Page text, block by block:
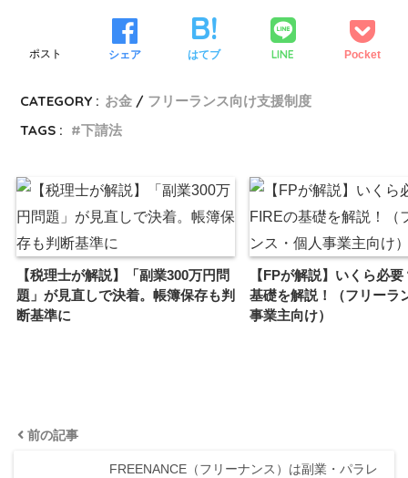
ツイート シェア はてブ LINE Pocket
CATEGORY : お金
フリーランス向け支援制度
TAGS :
下請法
【税理士が解説】「副業300万円問
題」が見直しで決着。帳簿保存も判
断基準に
【FPが解説】いくら必
基礎を解説！（フリーラ
事業主向け）
前の記事
FREENANCE（フリーナンス）は副業・パラレ